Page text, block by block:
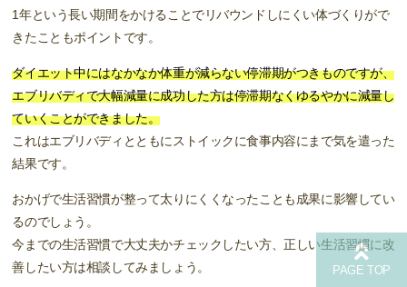
1年という長い期間をかけることでリバウンドしにくい体づくりがで
きたこともポイントです。
ダイエット中にはなかなか体重が減らない停滞期がつきものですが、
エブリバディで大幅減量に成功した方は停滞期なくゆるやかに減量し
ていくことができました。
これはエブリバディとともにストイックに食事内容にまで気を遣った
結果です。
おかげで生活習慣が整って太りにくくなったことも成果に影響してい
るのでしょう。
今までの生活習慣で大丈夫かチェックしたい方、正しい生活習慣に改
善したい方は相談してみましょう。